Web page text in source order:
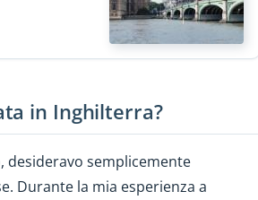
in Inghilterra?
desideravo semplicemente
Durante la mia esperienza a